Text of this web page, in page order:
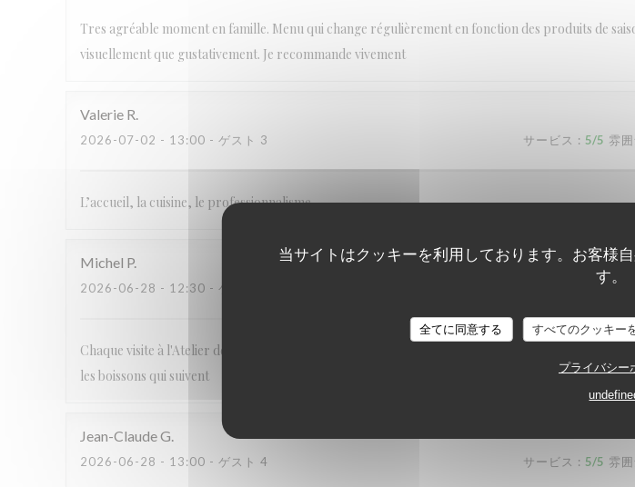
当サイトはクッキーを利用しております。お客様
す。
全てに同意する すべてのクッキー
プライバシー
Tres agréable moment en famille. Menu qui change régulièrement en fonction des produits de
visuellement que gustativement. Je recommande vivement
Valerie R
2026-07-02 - 13:00 - ゲスト 3 サービス : 5/5 雰
L’accueil, la cuisine, le professionnalisme
Michel P
2026-06-28 - 12:30 - ゲスト 2 /5 雰囲
Chaque visite à l'Atelier des Saveurs est une découverte des saveurs avec une originalité qui
les boissons qui suivent
Jean-ClaudeG
2026-06-28 - 13:00 - ゲスト 4 サービス : 5/5 雰